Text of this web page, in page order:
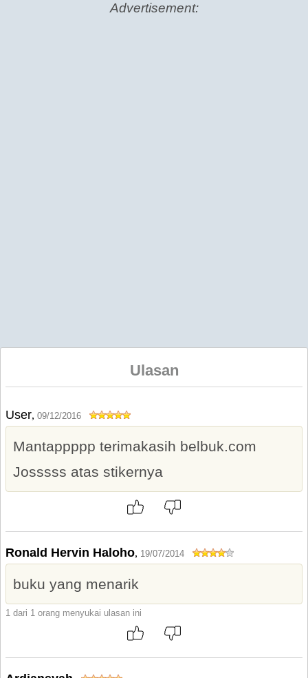
Advertisement:
Ulasan
User, 09/12/2016
Mantappppp terimakasih belbuk.com
Josssss atas stikernya
Ronald Hervin Haloho, 19/07/2014
buku yang menarik
1 dari 1 orang menyukai ulasan ini